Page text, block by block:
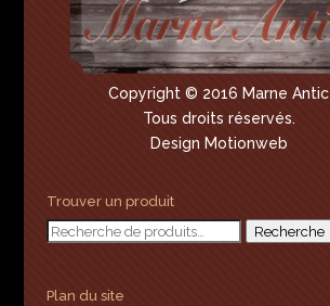
Copyright © 2016 Marne Antic
Tous droits réservés.
Design Motionweb
Trouver un produit
Recherche
Recherche
Plan du site